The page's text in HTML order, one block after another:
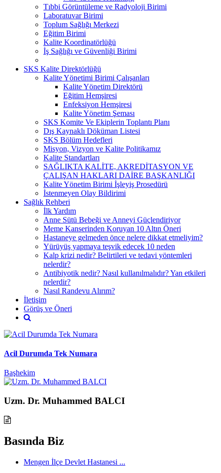
Tıbbi Görüntüleme ve Radyoloji Birimi
Laboratuvar Birimi
Toplum Sağlığı Merkezi
Eğitim Birimi
Kalite Koordinatörlüğü
İş Sağlığı ve Güvenliği Birimi
SKS Kalite Direktörlüğü
Kalite Yönetimi Birimi Çalışanları
Kalite Yönetim Direktörü
Eğitim Hemşiresi
Enfeksiyon Hemşiresi
Kalite Yönetim Şeması
SKS Komite Ve Ekiplerin Toplantı Planı
Dış Kaynaklı Döküman Listesi
SKS Bölüm Hedefleri
Misyon, Vizyon ve Kalite Politikamız
Kalite Standartları
SAĞLIKTA KALİTE, AKREDİTASYON VE
ÇALIŞAN HAKLARI DAİRE BAŞKANLIĞI
Kalite Yönetim Birimi İşleyiş Prosedürü
İstenmeyen Olay Bildirimi
Sağlık Rehberi
İlk Yardım
Anne Sütü Bebeği ve Anneyi Güçlendiriyor
Meme Kanserinden Koruyan 10 Altın Öneri
Hastaneye gelmeden önce nelere dikkat etmeliyim?
Yürüyüş yapmaya teşvik edecek 10 neden
Kalp krizi nedir? Belirtileri ve tedavi yöntemleri
nelerdir?
Antibiyotik nedir? Nasıl kullanılmalıdır? Yan etkileri
nelerdir?
Nasıl Randevu Alırım?
İletişim
Görüş ve Öneri
Acil Durumda Tek Numara
Başhekim
Uzm. Dr. Muhammed BALCI
Basında Biz
Mengen İlçe Devlet Hastanesi ...